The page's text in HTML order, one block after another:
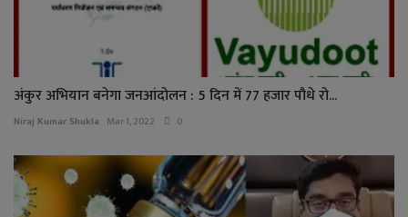
अंकुर अभियान बनेगा जनआंदोलन : 5 दिन में 77 हजार पौधे रो...
Niraj Kumar Shukla Mar 1, 2022 0